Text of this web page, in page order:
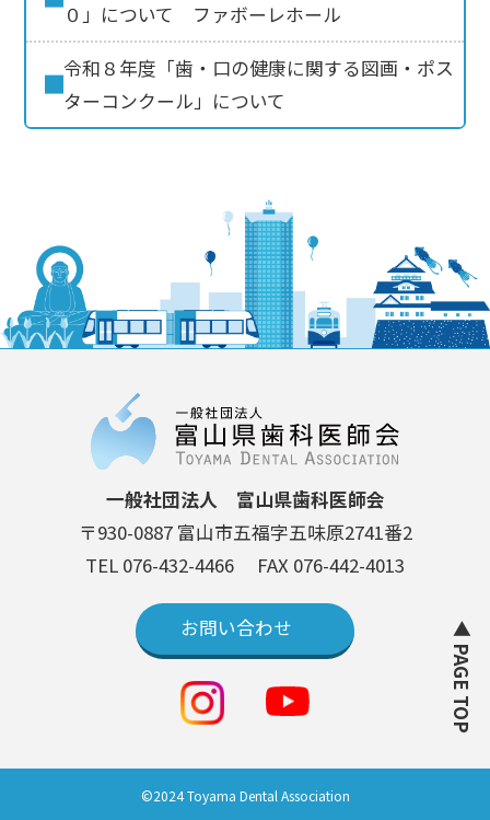
０」について ファボーレホール
令和８年度「歯・口の健康に関する図画・ポス
ターコンクール」について
一般社団法人 富山県歯科医師会
〒930-0887 富山市五福字五味原2741番2
TEL 076-432-4466
FAX 076-442-4013
お問い合わせ ▲ PAGE TOP
©2024 Toyama Dental Association